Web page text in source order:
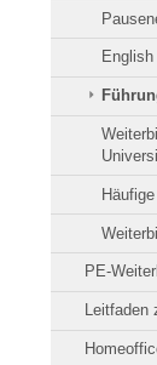
PE-
Leitfaden